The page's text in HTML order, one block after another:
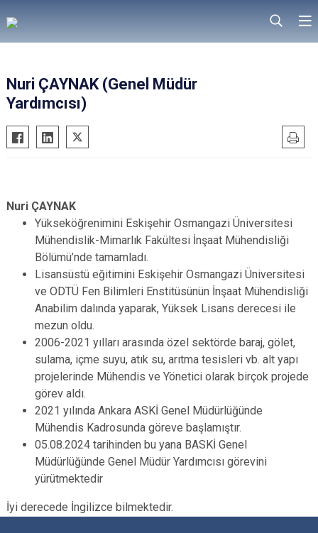
Nuri ÇAYNAK (Genel Müdür
Yardımcısı)
Nuri ÇAYNAK
Yükseköğrenimini Eskişehir Osmangazi Üniversitesi
Mühendislik-Mimarlık Fakültesi İnşaat Mühendisliği
Bölümü’nde tamamladı.
Lisansüstü eğitimini Eskişehir Osmangazi Üniversitesi
ve ODTÜ Fen Bilimleri Enstitüsünün İnşaat Mühendisliği
Anabilim dalında yaparak, Yüksek Lisans derecesi ile
mezun oldu.
2006-2021 yılları arasında özel sektörde baraj, gölet,
sulama, içme suyu, atık su, arıtma tesisleri vb. alt yapı
projelerinde Mühendis ve Yönetici olarak birçok projede
görev aldı.
2021 yılında Ankara ASKİ Genel Müdürlüğünde
Mühendis Kadrosunda göreve başlamıştır.
05.08.2024 tarihinden bu yana BASKİ Genel
Müdürlüğünde Genel Müdür Yardımcısı görevini
yürütmektedir
İyi derecede İngilizce bilmektedir.